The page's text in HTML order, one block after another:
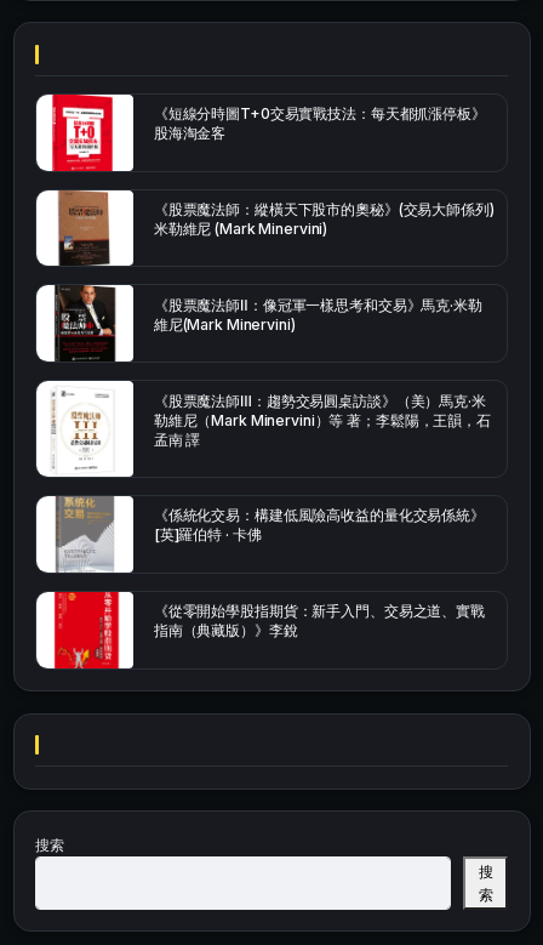
《短線分時圖T+0交易實戰技法：每天都抓漲停板》
股海淘金客
《股票魔法師：縱橫天下股市的奧秘》(交易大師係列)
米勒維尼 (Mark Minervini)
《股票魔法師Ⅱ：像冠軍一樣思考和交易》馬克·米勒
維尼(Mark Minervini)
《股票魔法師Ⅲ：趨勢交易圓桌訪談》（美）馬克·米
勒維尼（Mark Minervini）等 著；李鬆陽，王韻，石
孟南 譯
《係統化交易：構建低風險高收益的量化交易係統》
[英]羅伯特 · 卡佛
《從零開始學股指期貨：新手入門、交易之道、實戰
指南（典藏版）》李銳
搜索
搜
索